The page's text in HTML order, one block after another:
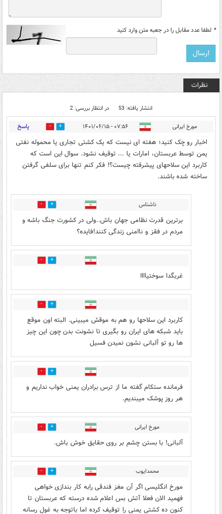
* لطفا عدد مقابل را در جعبه متن وارد کنید
نظرات
انتشار یافته: 53 در انتظار بررسی: 2
مورخ ایرانی ۰۷:۵۶ - ۱۴۰۱/۰۶/۱۵ 37 پاسخ
اخبار رو چک کنید؛ هفته ای نیست که یک کشتی تجاری یا محموله نفتی
یمن توسط عربستان، امارات یا ... توقیف نشود. سوال این است که
کاربرد این سلاحهای پیشرفته چیست؟! فکر کنم تنها برای سلفی گرفتن
ساخته شده باشند.
ناشناس 22
برترین قدرت نظامی جهان باش..ولی در کشورت جنگ باشه و
مردم در فقز و ناامنی زندگی کنند!فایده؟
36
غربگدا سوختیاااا
33
کاربرد این سلاحها رو هم به موقش میبینی. البته اون موقع
باید شبکه های ایران رو بگیری تا نشونت بدن چون این چیز
ها رو تو آلبانی نشون نمیدن فسیل
20
فرمانده ستکام گفته ما از ترس برادران یمنی خواب نداریم و
هر روز پوشک میبندیم.
مورخ ایرانی 16
آلبانی! با بستن چشم بر روی حقایق خوش باش.
محمدایوب 23
مورخ انگلیسی اگر آن مغز فندقی رابه کار بندازی خواهی
فهمید الان فعلا آتش بس اعلام شده درسته که عربستان تا
کنون ده کشتی یمنی را توقیف کرده اما باتوجه به غول رسانه